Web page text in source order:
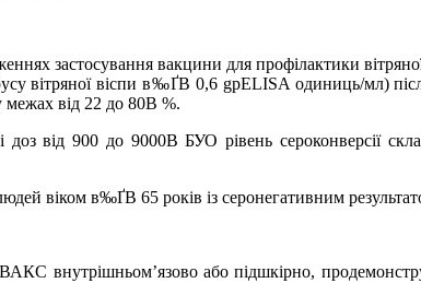
застосування вакцини для профілактики
вітряної віспи в‰ҐВ 0,6 gpELISA одиниць/мл)
межах від 22 до 80В %.
від 900 до 9000В БУО рівень сероконверсії
віком в‰ҐВ 65 років із серонегативним
внутрішньом’язово або підшкірно,